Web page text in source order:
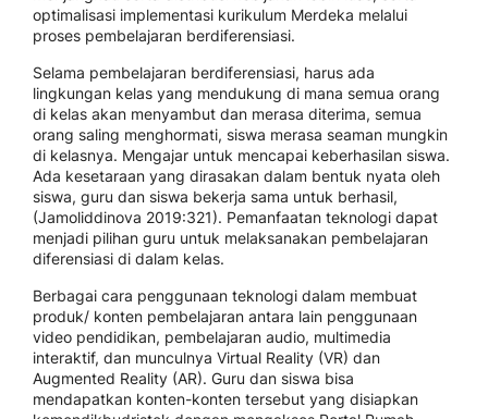
optimalisasi implementasi kurikulum Merdeka melalui
proses pembelajaran berdiferensiasi.
Selama pembelajaran berdiferensiasi, harus ada
lingkungan kelas yang mendukung di mana semua orang
di kelas akan menyambut dan merasa diterima, semua
orang saling menghormati, siswa merasa seaman mungkin
di kelasnya. Mengajar untuk mencapai keberhasilan siswa.
Ada kesetaraan yang dirasakan dalam bentuk nyata oleh
siswa, guru dan siswa bekerja sama untuk berhasil,
(Jamoliddinova 2019:321). Pemanfaatan teknologi dapat
menjadi pilihan guru untuk melaksanakan pembelajaran
diferensiasi di dalam kelas.
Berbagai cara penggunaan teknologi dalam membuat
produk/ konten pembelajaran antara lain penggunaan
video pendidikan, pembelajaran audio, multimedia
interaktif, dan munculnya Virtual Reality (VR) dan
Augmented Reality (AR). Guru dan siswa bisa
mendapatkan konten-konten tersebut yang disiapkan